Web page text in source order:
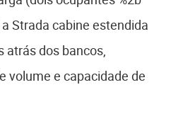
Strada cabine estendida
atrás dos bancos,
volume e capacidade de